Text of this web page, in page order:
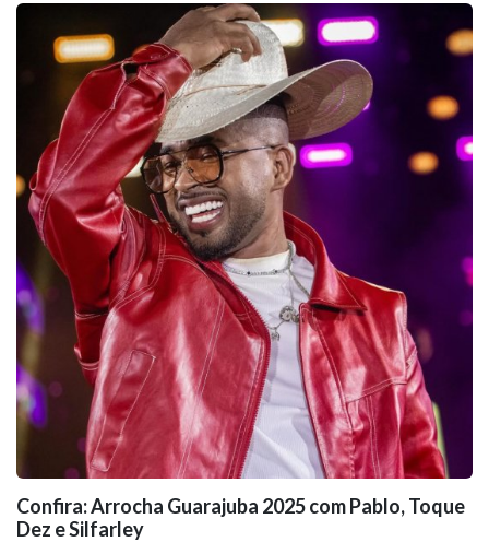
Confira: Arrocha Guarajuba 2025 com Pablo, Toque
Dez e Silfarley